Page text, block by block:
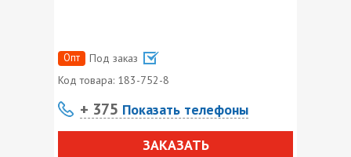
Опт
Под заказ
Код товара: 183-752-8
+ 375 Показать телефоны
ЗАКАЗАТЬ